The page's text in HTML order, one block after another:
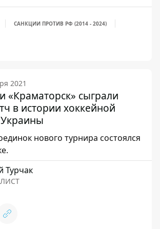
САНКЦИИ ПРОТИВ РФ (2014 - 2024)
2021
«Краматорск» сыграли
в истории хоккейной
нового турнира состоялся
Турчак